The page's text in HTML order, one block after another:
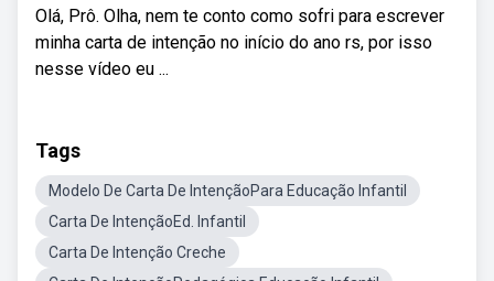
Olá, Prô. Olha, nem te conto como sofri para escrever
minha carta de intenção no início do ano rs, por isso
nesse vídeo eu ...
Tags
Modelo De Carta De IntençãoPara Educação Infantil
Carta De IntençãoEd. Infantil
Carta De Intenção Creche